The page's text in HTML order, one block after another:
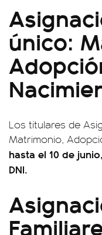
único:
Los titulares de
Matrimonio,
hasta el 10 de
DNI.